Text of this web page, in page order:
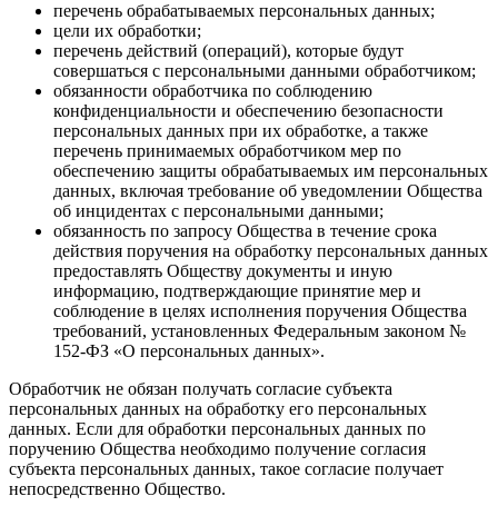
перечень обрабатываемых персональных данных;
цели их обработки;
перечень действий (операций), которые будут
совершаться с персональными данными обработчиком;
обязанности обработчика по соблюдению
конфиденциальности и обеспечению безопасности
персональных данных при их обработке, а также
перечень принимаемых обработчиком мер по
обеспечению защиты обрабатываемых им персональных
данных, включая требование об уведомлении Общества
об инцидентах с персональными данными;
обязанность по запросу Общества в течение срока
действия поручения на обработку персональных данных
предоставлять Обществу документы и иную
информацию, подтверждающие принятие мер и
соблюдение в целях исполнения поручения Общества
требований, установленных Федеральным законом №
152-ФЗ «О персональных данных».
Обработчик не обязан получать согласие субъекта
персональных данных на обработку его персональных
данных. Если для обработки персональных данных по
поручению Общества необходимо получение согласия
субъекта персональных данных, такое согласие получает
непосредственно Общество.